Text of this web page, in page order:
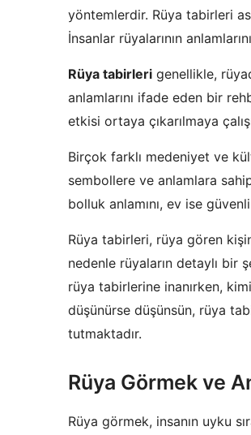
yöntemlerdir. Rüya tabirleri
İnsanlar rüyalarının
Rüya tabirleri genellikle,
anlamlarını ifade eden bir
etkisi ortaya çıkarılmaya
Birçok farklı medeniyet ve
sembollere ve anlamlara
bolluk anlamını, ev ise
Rüya tabirleri, rüya gören
nedenle rüyaların detaylı bir
rüya tabirlerine inanırken,
düşünürse düşünsün, rüya
tutmaktadır.
Rüya Görmek ve
Rüya görmek, insanın uyku